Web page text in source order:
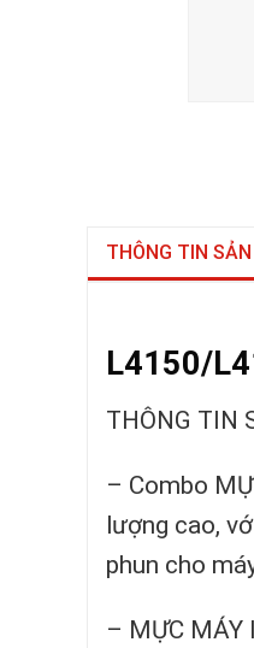
THÔNG TIN
L4150/
THÔNG TIN
– Combo
lượng cao,
phun cho
– MỰC MÁY